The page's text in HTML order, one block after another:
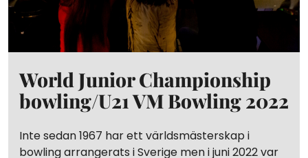
World Junior Championship
bowling/U21 VM Bowling 2022
Inte sedan 1967 har ett världsmästerskap i
bowling arrangerats i Sverige men i juni 2022 var